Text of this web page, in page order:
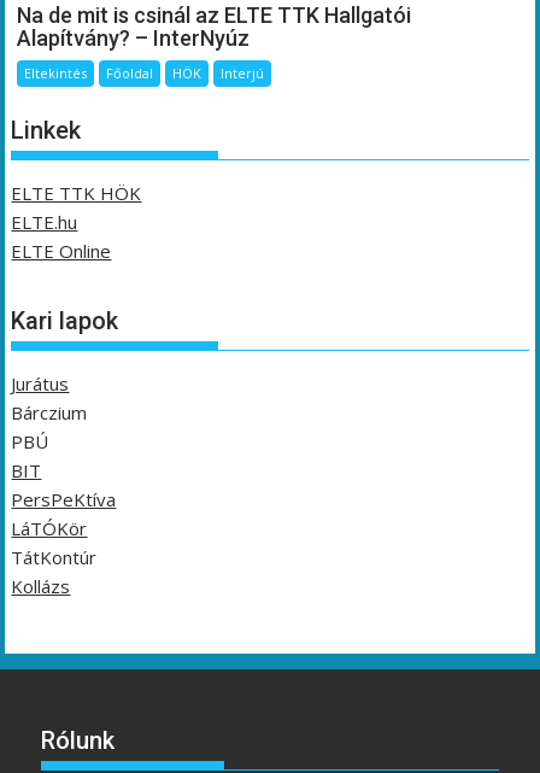
Na de mit is csinál az ELTE TTK Hallgatói
Alapítvány? – InterNyúz
Eltekintés Főoldal HÖK Interjú
Linkek
ELTE TTK HÖK
ELTE.hu
ELTE Online
Kari lapok
Jurátus
Bárczium
PBÚ
BIT
PersPeKtíva
LáTÓKör
TátKontúr
Kollázs
Rólunk